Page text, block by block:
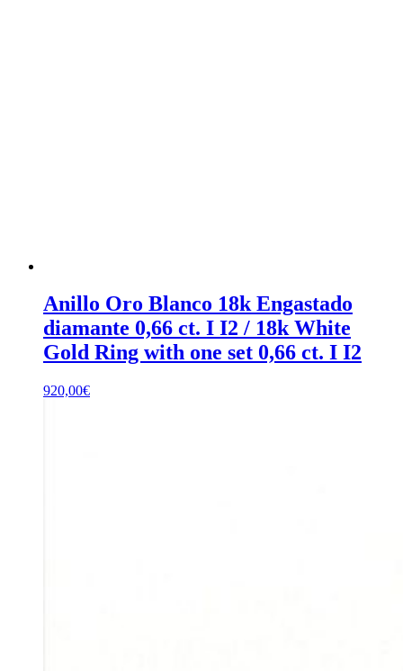
Anillo Oro Blanco 18k Engastado
diamante 0,66 ct. I I2 / 18k White
Gold Ring with one set 0,66 ct. I I2
920,00€